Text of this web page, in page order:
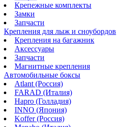
Крепежные комплекты
Замки
Запчасти
Крепления для лыж и сноубордов
Крепления на багажник
Аксессуары
Запчасти
Магнитные крепления
Автомобильные боксы
Atlant (Россия)
FARAD (Италия)
Hapro (Голладия)
INNO (Япония)
Koffer (Россия)